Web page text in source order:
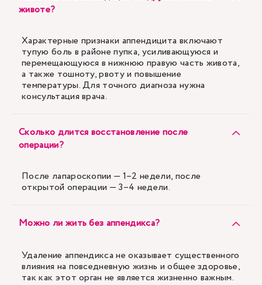
животе?
Характерные признаки аппендицита включают
тупую боль в районе пупка, усиливающуюся и
перемещающуюся в нижнюю правую часть живота,
а также тошноту, рвоту и повышение
температуры. Для точного диагноза нужна
консультация врача.
Сколько длится восстановление после
операции?
После лапароскопии — 1–2 недели, после
открытой операции — 3–4 недели.
Можно ли жить без аппендикса?
Удаление аппендикса не оказывает существенного
влияния на повседневную жизнь и общее здоровье,
так как этот орган не является жизненно важным.